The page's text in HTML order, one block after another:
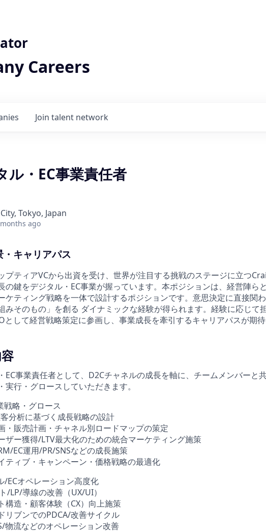
Careers
Join talent network
ル・EC事業責任者
Tokyo, Japan
ago
・キャリアパス
プティアVCから出資を受け、世界が注目する挑戦のステージに立つ
の鍵をデジタル・EC事業が握っています。本ポジションは、経営陣ら
ケティング戦略を一体で設計するポジションです。意思決定に直接関
みそのもの」を創る ダイナミックな経験が得られます。経験に応じて
として経営戦略策定に参画し、事業成長を牽引するキャリアパスが期
EC事業責任者として、D2Cチャネルの成長を軸に、チームメンバーと
実行・グロースしていただきます。
戦略・グロース
客分析に基づく成長戦略の設計
・販売計画・チャネル別ロードマップの策定
ザー獲得/LTV最大化のための統合マーケティング施策
EC運用/PR/SNSなどの成長施策
ティブ・キャンペーン・価格戦略の最適化
/ECオペレーション高度化
/LP/導線の改善（UX/UI）
構造・顧客体験（CX）向上施策
リブンでのPDCA/改善サイクル
物流などのオペレーション改善